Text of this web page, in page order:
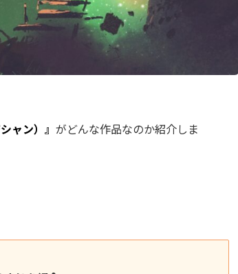
ャン）』 がどんな作品なのか紹介しま